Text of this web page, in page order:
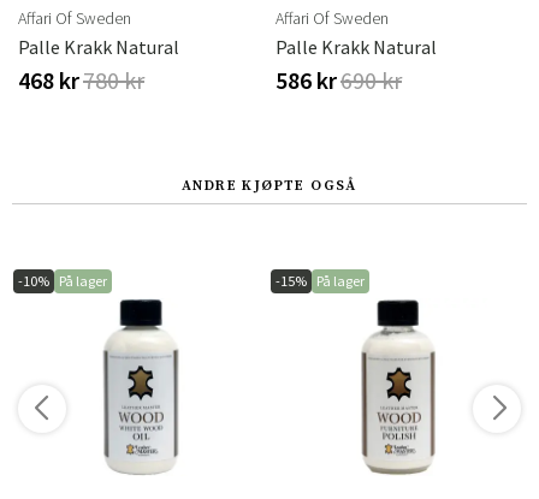
Affari Of Sweden
Palle Krakk Natural
468 kr780 kr
Affari Of Sweden
Palle Krakk Natural
586 kr690 kr
ANDRE KJØPTE OGSÅ
-10% På lager -15% På lager